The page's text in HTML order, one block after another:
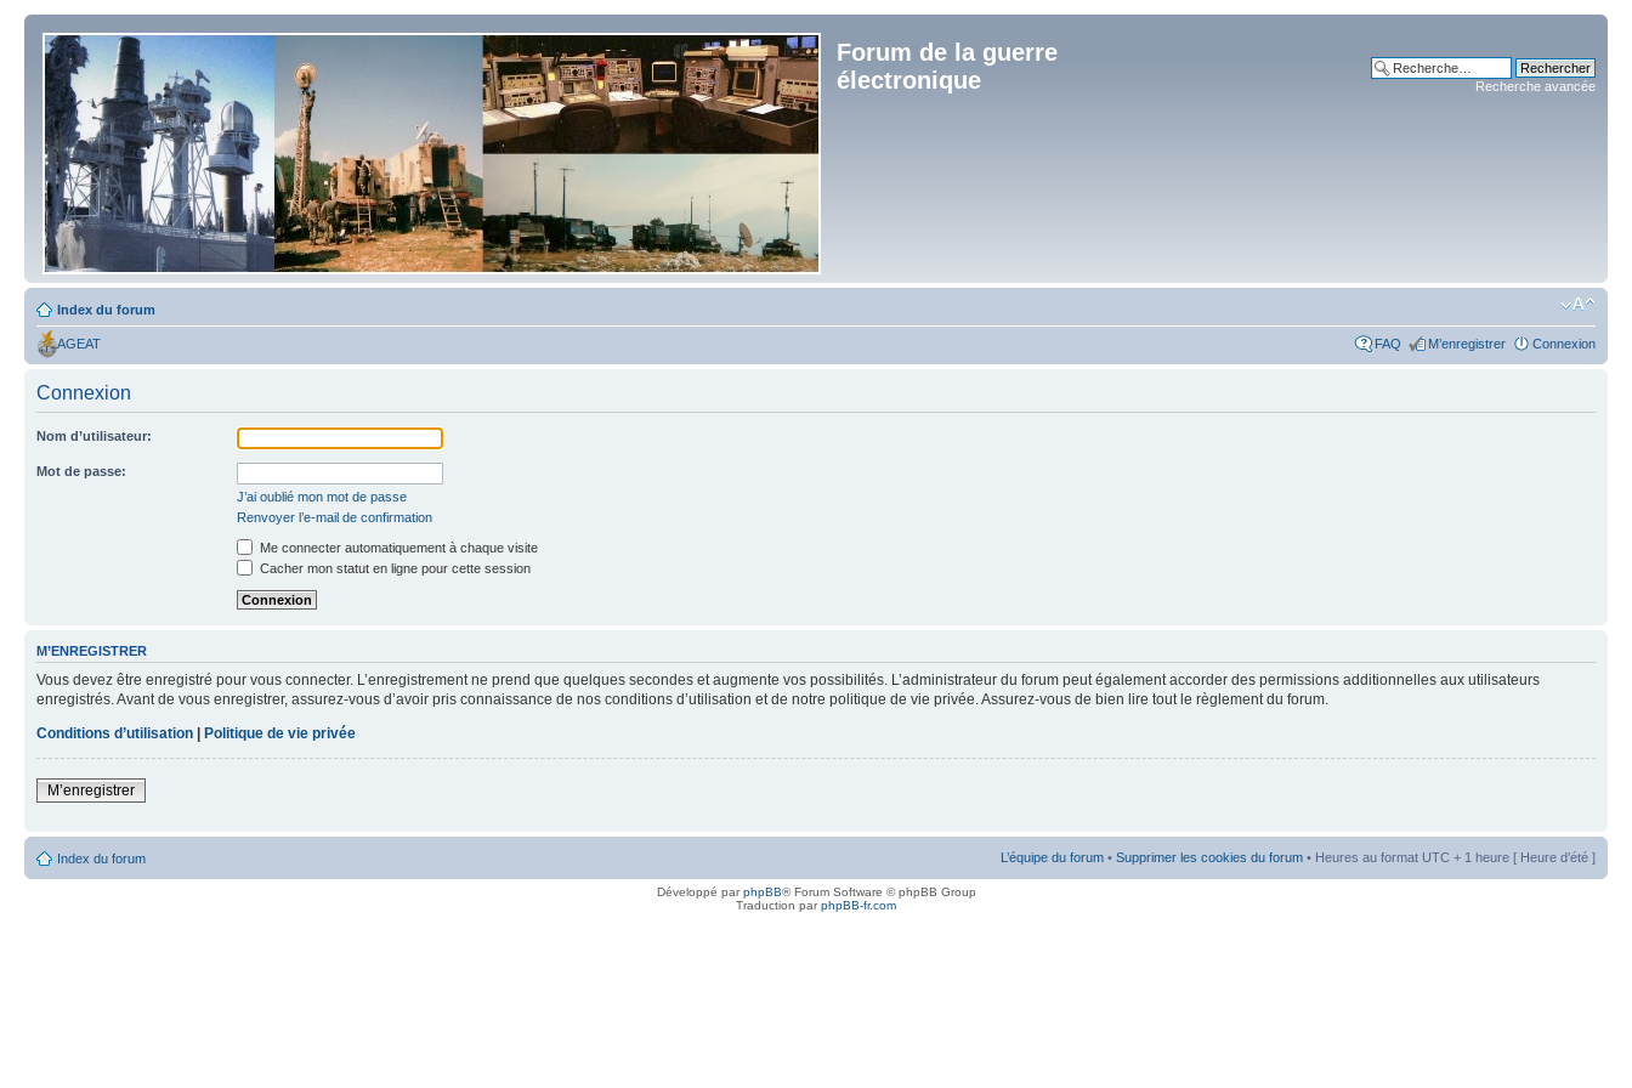
Forum de la guerre
électronique
Recherche avancée
Index du forum
AGEAT FAQ M’enregistrer Connexion
Connexion
Nom d’utilisateur:
Mot de passe:
J’ai oublié mon mot de passe
Renvoyer l’e-mail de confirmation
Me connecter automatiquement à chaque visite
Cacher mon statut en ligne pour cette session
M’ENREGISTRER
Vous devez être enregistré pour vous connecter. L’enregistrement ne prend que quelques secondes et augmente vos possibilités. L’administrateur du forum peut également accorder des permissions additionnelles aux utilisateurs
enregistrés. Avant de vous enregistrer, assurez-vous d’avoir pris connaissance de nos conditions d’utilisation et de notre politique de vie privée. Assurez-vous de bien lire tout le règlement du forum.
Conditions d’utilisation | Politique de vie privée
M’enregistrer
Index du forum L’équipe du forum • Supprimer les cookies du forum • Heures au format UTC + 1 heure [ Heure d’été ]
Développé parphpBB® Forum Software © phpBB Group
Traduction parphpBB-fr.com